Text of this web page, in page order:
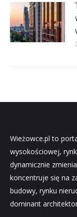
Wieżowce.pl to
wysokościowej,
dynamicznie
koncentruje się na
budowy, rynku
dominant